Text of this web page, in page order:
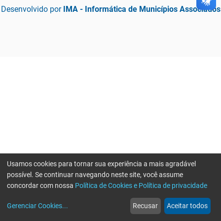
Desenvolvido por IMA - Informática de Municípios Associados
web
Notícias
more_horiz
Mais
Usamos cookies para tornar sua experiência a mais agradável
possível. Se continuar navegando neste site, você assume
concordar com nossa Política de Cookies e Política de privacidade
Gerenciar Cookies... Recusar Aceitar todos